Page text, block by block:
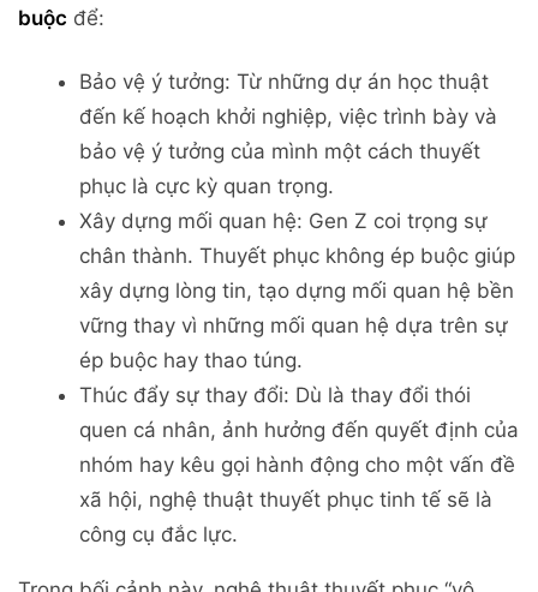
buộc để:
Bảo vệ ý tưởng: Từ những dự án học thuật
đến kế hoạch khởi nghiệp, việc trình bày và
bảo vệ ý tưởng của mình một cách thuyết
phục là cực kỳ quan trọng.
Xây dựng mối quan hệ: Gen Z coi trọng sự
chân thành. Thuyết phục không ép buộc giúp
xây dựng lòng tin, tạo dựng mối quan hệ bền
vững thay vì những mối quan hệ dựa trên sự
ép buộc hay thao túng.
Thúc đẩy sự thay đổi: Dù là thay đổi thói
quen cá nhân, ảnh hưởng đến quyết định của
nhóm hay kêu gọi hành động cho một vấn đề
xã hội, nghệ thuật thuyết phục tinh tế sẽ là
công cụ đắc lực.